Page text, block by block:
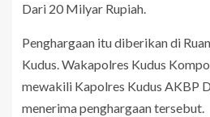
Dari 20 Milyar Rupiah.
Penghargaan itu diberikan di
Kudus. Wakapolres Kudus
mewakili Kapolres Kudus AKBP
menerima penghargaan tersebut.